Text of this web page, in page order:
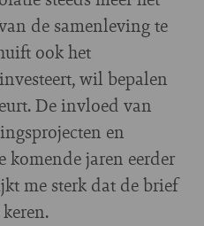
de samenleving te
ook het
wil bepalen
De invloed van
en
komende jaren eerder
me sterk dat de brief